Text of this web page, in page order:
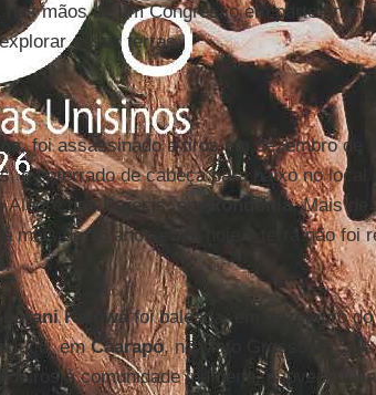
mãos de um Congresso em parte
essas terras.
, foi assassinado a tiros em dezembro de
e enterrado de cabeça para baixo no local
Alegre dos Parecis, em
Rondônia. Mais de
mais de 16 anos e até hoje a terra não foi
Kaiowáfoi baleada, em dezembro
Juçu, emCaarapó, no Mato Grosso do Sul.
à comunidade indígena, a jovem